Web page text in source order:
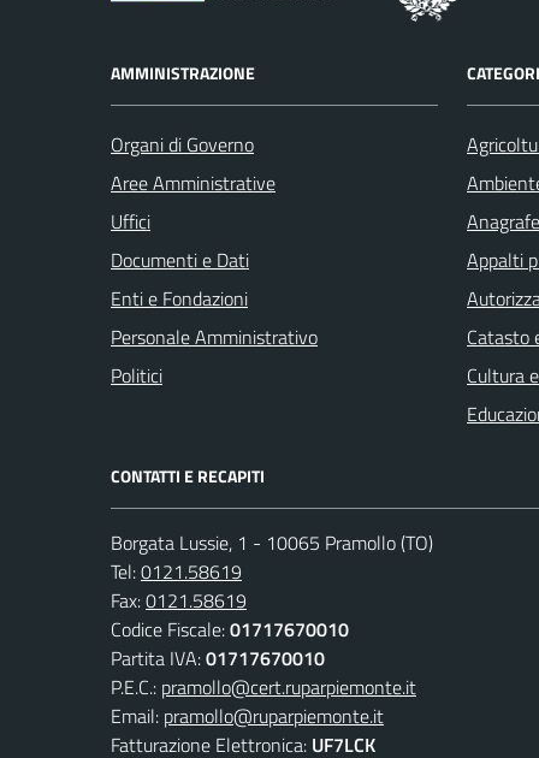
AMMINISTRAZIONE
Organi di Governo
Aree Amministrative
Uffici
Documenti e Dati
Enti e Fondazioni
Personale Amministrativo
Politici
Appalti
Catasto
Cultura
CONTATTI E RECAPITI
Borgata Lussie, 1 - 10065 Pramollo (TO)
Tel:0121.58619
Fax:0121.58619
Codice Fiscale:01717670010
Partita IVA:01717670010
P.E.C.: pramollo@cert.ruparpiemonte.it
Email: pramollo@ruparpiemonte.it
Fatturazione Elettronica: UF7LCK